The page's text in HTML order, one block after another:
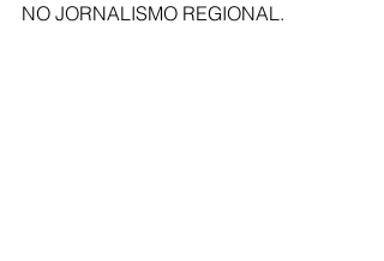
NO JORNALISMO REGIONAL.